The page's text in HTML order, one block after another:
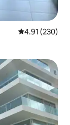
5 ರಲ್ಲಿ 4.91
4.91 (230)